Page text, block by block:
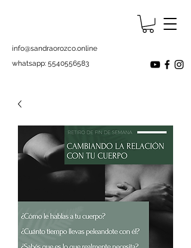
info@sandraorozco.online
whatsapp: 5540556583